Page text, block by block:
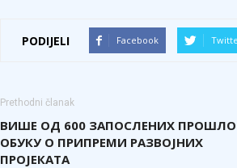
PODIJELI Facebook
Prethodni članak
ВИШЕ ОД 600 ЗАПОСЛЕНИХ ПРОШЛО
ОБУКУ О ПРИПРЕМИ РАЗВОЈНИХ
ПРОЈЕКАТА